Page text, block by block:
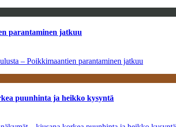
parantaminen jatkuu
– Poikkimaantien parantaminen jatkuu
puunhinta ja heikko kysyntä